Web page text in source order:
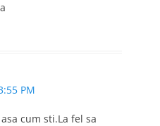
PM
cum sti.La fel sa